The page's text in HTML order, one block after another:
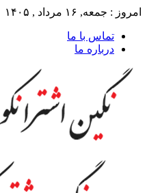
امروز : جمعه, ۱۶ مرداد , ۱۴۰۵
تماس با ما
درباره ما